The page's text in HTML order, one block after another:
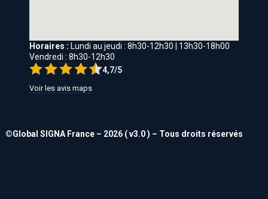
Horaires : Lundi au jeudi : 8h30-12h30 | 13h30-18h00
Vendredi : 8h30-12h30
4,7/5
Voir les avis maps
©Global SIGNA France – 2026 ( v3.0 ) – Tous droits réservés